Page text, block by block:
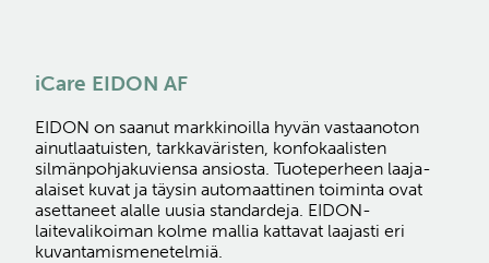
iCare EIDON AF
EIDON on saanut markkinoilla hyvän vastaanoton
ainutlaatuisten, tarkkaväristen, konfokaalisten
silmänpohjakuviensa ansiosta. Tuoteperheen laaja-
alaiset kuvat ja täysin automaattinen toiminta ovat
asettaneet alalle uusia standardeja. EIDON-
laitevalikoiman kolme mallia kattavat laajasti eri
kuvantamismenetelmiä.